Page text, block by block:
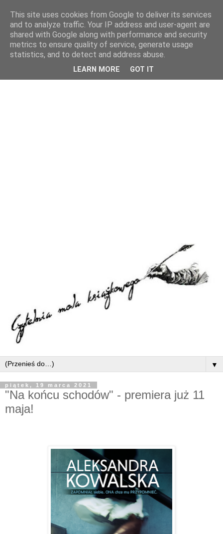
▼
piątek, 19 marca 2021
"Na końcu schodów" - premiera już 11
maja!
This site uses cookies from Google to deliver its services
and to analyze traffic. Your IP address and user-agent are
shared with Google along with performance and security
metrics to ensure quality of service, generate usage
statistics, and to detect and address abuse.
LEARN MORE GOT IT